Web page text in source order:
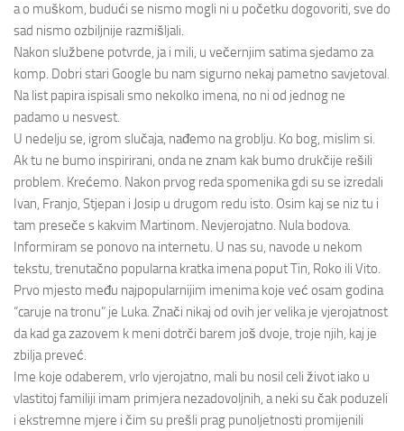
a o muškom, budući se nismo mogli ni u početku dogovoriti, sve do
sad nismo ozbiljnije razmišljali.
Nakon službene potvrde, ja i mili, u večernjim satima sjedamo za
komp. Dobri stari Google bu nam sigurno nekaj pametno savjetoval.
Na list papira ispisali smo nekolko imena, no ni od jednog ne
padamo u nesvest.
U nedelju se, igrom slučaja, nađemo na groblju. Ko bog, mislim si.
Ak tu ne bumo inspirirani, onda ne znam kak bumo drukčije rešili
problem. Krećemo. Nakon prvog reda spomenika gdi su se izredali
Ivan, Franjo, Stjepan i Josip u drugom redu isto. Osim kaj se niz tu i
tam preseče s kakvim Martinom. Nevjerojatno. Nula bodova.
Informiram se ponovo na internetu. U nas su, navode u nekom
tekstu, trenutačno popularna kratka imena poput Tin, Roko ili Vito.
Prvo mjesto među najpopularnijim imenima koje već osam godina
“caruje na tronu” je Luka. Znači nikaj od ovih jer velika je vjerojatnost
da kad ga zazovem k meni dotrči barem još dvoje, troje njih, kaj je
zbilja preveć.
Ime koje odaberem, vrlo vjerojatno, mali bu nosil celi život iako u
vlastitoj familiji imam primjera nezadovoljnih, a neki su čak poduzeli
i ekstremne mjere i čim su prešli prag punoljetnosti promijenili